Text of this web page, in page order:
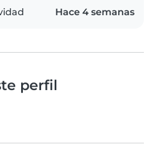
Hace 4 semanas
perfil